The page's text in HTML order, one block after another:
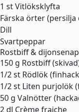
1 stVitlöksklyfta
Färska örter
Dill
Svartpeppar
Rostbiff &
150 g Rostbiff
1/2 st Rödlök
1/2 st Liten purjolök
50 g Valnötter
2 dl Crème fraiche